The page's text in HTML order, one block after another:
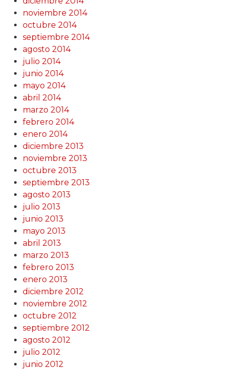
noviembre 2014
octubre 2014
septiembre 2014
agosto 2014
julio 2014
junio 2014
mayo 2014
abril 2014
marzo 2014
febrero 2014
enero 2014
diciembre 2013
noviembre 2013
octubre 2013
septiembre 2013
agosto 2013
julio 2013
junio 2013
mayo 2013
abril 2013
marzo 2013
febrero 2013
enero 2013
diciembre 2012
noviembre 2012
octubre 2012
septiembre 2012
agosto 2012
julio 2012
junio 2012